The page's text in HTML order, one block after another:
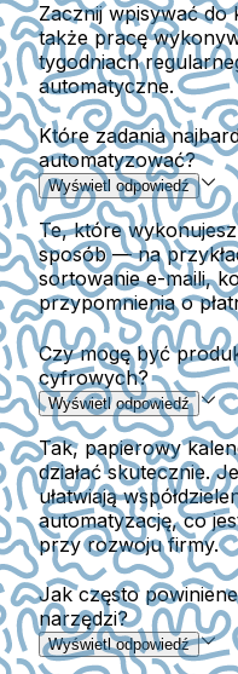
Zacznij wpisywać
także pracę
tygodniach
automatyczne.
Które zadania
automatyzować?
Wyświetl odpowiedź
Te, które
sposób — na
sortowanie e-maili,
przypomnienia o
Czy mogę być
cyfrowych?
Wyświetl odpowiedź
Tak, papierowy
działać skutecznie.
ułatwiają
automatyzację, co
przy rozwoju firmy.
Jak często
narzędzi?
Wyświetl odpowiedź